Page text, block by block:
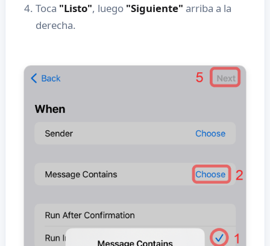
Toca "Listo", luego "Siguiente" arriba a la
derecha.